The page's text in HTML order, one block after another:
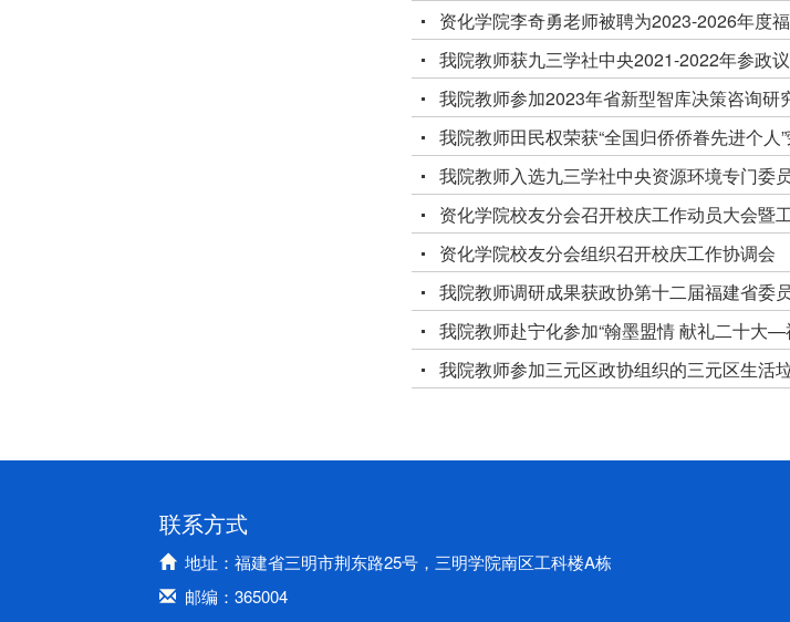
资化学院李奇勇老师被聘为2023-2026年度
我院教师获九三学社中央2021-2022年参政
我院教师参加2023年省新型智库决策咨询研
我院教师田民权荣获“全国归侨侨眷先进个人
我院教师入选九三学社中央资源环境专门委
资化学院校友分会召开校庆工作动员大会暨
资化学院校友分会组织召开校庆工作协调会
我院教师调研成果获政协第十二届福建省委
我院教师赴宁化参加“翰墨盟情 献礼二十大
我院教师参加三元区政协组织的三元区生活
联系方式
地址：福建省三明市荆东路25号，三明学院南区工科楼A栋
邮编：365004